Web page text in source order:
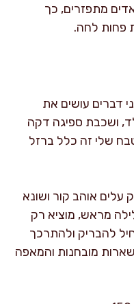
מתפזרים, כך
פחות לחה.
דברים עושים את
ושכבת ספיגה דקה
שלי זה כלל ברזל
עלים אוהב קור ושונא
מראש, מוציא רק
להבריק ולהתרכך
מובחנות והמאפה